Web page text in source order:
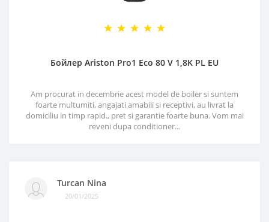
Бойлер Ariston Pro1 Eco 80 V 1,8K PL EU
Am procurat in decembrie acest model de boiler si suntem
foarte multumiti, angajati amabili si receptivi, au livrat la
domiciliu in timp rapid., pret si garantie foarte buna. Vom mai
reveni dupa conditioner...
Turcan Nina
20/01/2025